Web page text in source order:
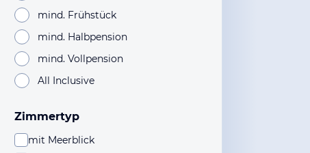
mind. Frühstück
mind. Halbpension
mind. Vollpension
All Inclusive
Zimmertyp
mit Meerblick